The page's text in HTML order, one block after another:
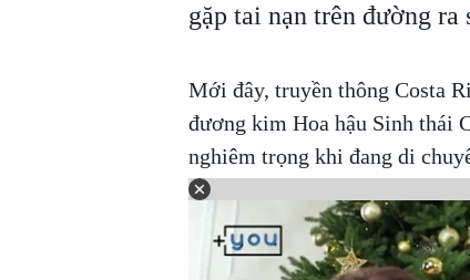
gặp tai nạn trên đường ra
Mới đây, truyền thông Costa
đương kim Hoa hậu Sinh thái
nghiêm trọng khi đang di